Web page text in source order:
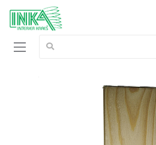
Vyhledávání: